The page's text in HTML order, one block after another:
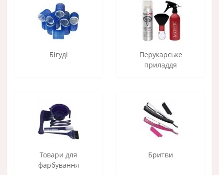
Бігуді
Перукарське
приладдя
Товари для
фарбування
Бритви